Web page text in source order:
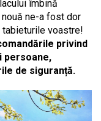
îmbină
ne-a fost dor
tabieturile voastre!
privind
persoane,
de siguranță.